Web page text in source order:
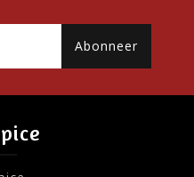
Abonneer